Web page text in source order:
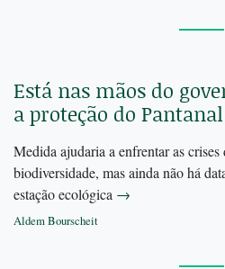
Está nas mãos do
a proteção do Pantanal
Medida ajudaria a enfrentar as
biodiversidade, mas ainda não há
estação ecológica →
Aldem Bourscheit